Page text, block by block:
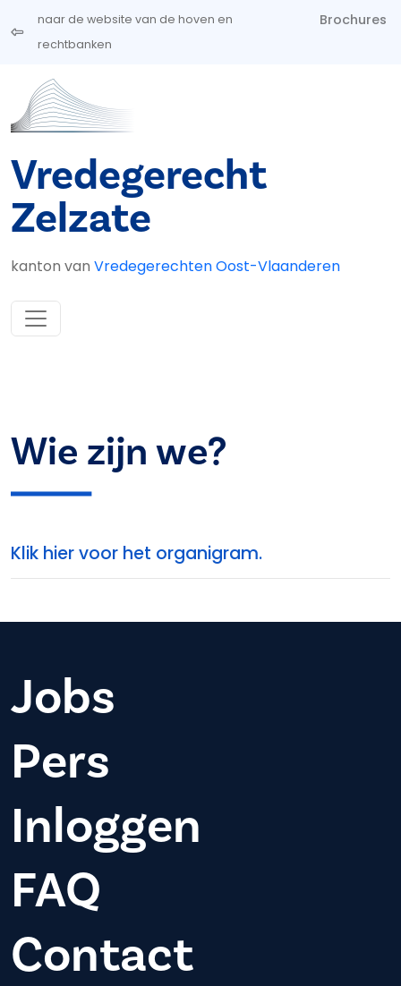
Overslaan en naar de inhoud gaan
naar de website van de hoven en
rechtbanken
Brochures
Vredegerecht
Zelzate
kanton van Vredegerechten Oost-Vlaanderen
Wie zijn we?
Klik hier voor het organigram.
Jobs
Pers
Inloggen
FAQ
Contact